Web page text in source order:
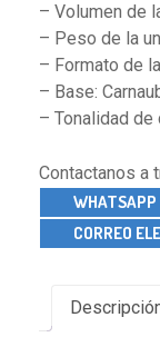
– Volumen de
– Peso de la
– Formato de
– Base:
– Tonalidad de
Contactanos a
WHATSAPP
CORREO